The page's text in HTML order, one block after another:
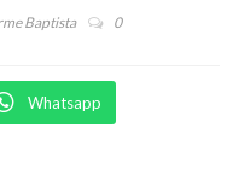
Baptista 0
Whatsapp